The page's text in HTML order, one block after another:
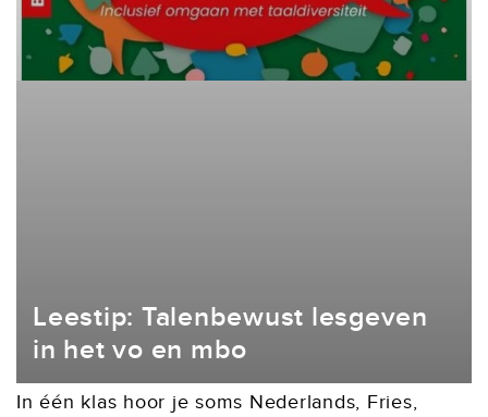
Leestip: Talenbewust lesgeven
in het vo en mbo
In één klas hoor je soms Nederlands, Fries,